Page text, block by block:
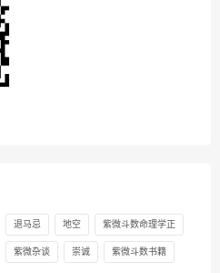
退马忌 地空 紫微斗数命理学正
紫微杂谈 崇诚 紫微斗数书籍